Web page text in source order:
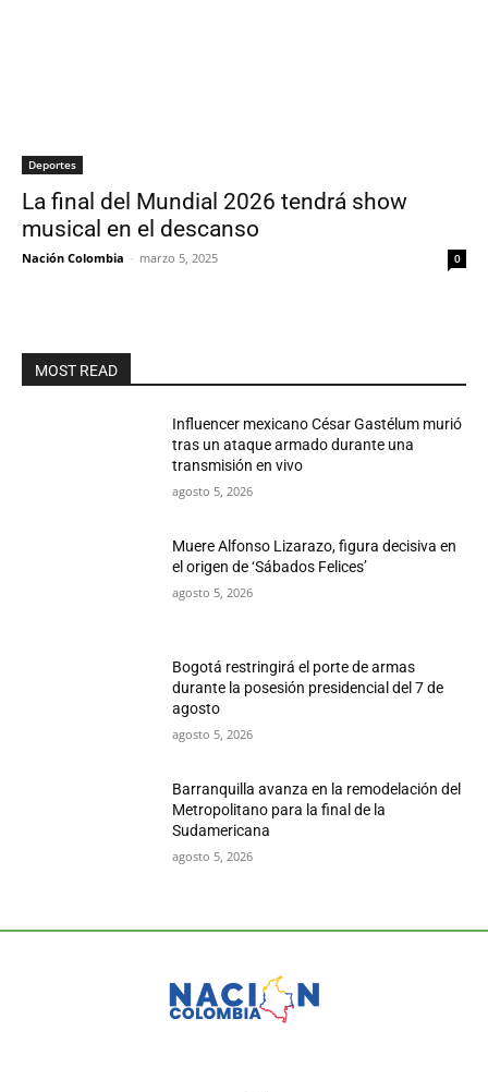
Deportes
La final del Mundial 2026 tendrá show
musical en el descanso
Nación Colombia - marzo 5, 2025 0
MOST READ
Influencer mexicano César Gastélum murió
tras un ataque armado durante una
transmisión en vivo
agosto 5, 2026
Muere Alfonso Lizarazo, figura decisiva en
el origen de ‘Sábados Felices’
agosto 5, 2026
Bogotá restringirá el porte de armas
durante la posesión presidencial del 7 de
agosto
agosto 5, 2026
Barranquilla avanza en la remodelación del
Metropolitano para la final de la
Sudamericana
agosto 5, 2026